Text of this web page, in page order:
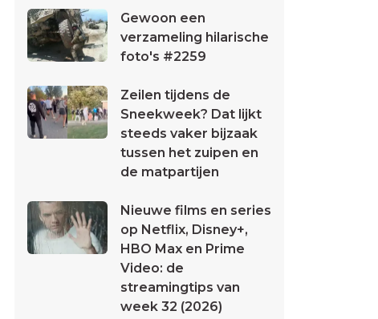
Gewoon een
verzameling hilarische
foto's #2259
Zeilen tijdens de
Sneekweek? Dat lijkt
steeds vaker bijzaak
tussen het zuipen en
de matpartijen
Nieuwe films en series
op Netflix, Disney+,
HBO Max en Prime
Video: de
streamingtips van
week 32 (2026)